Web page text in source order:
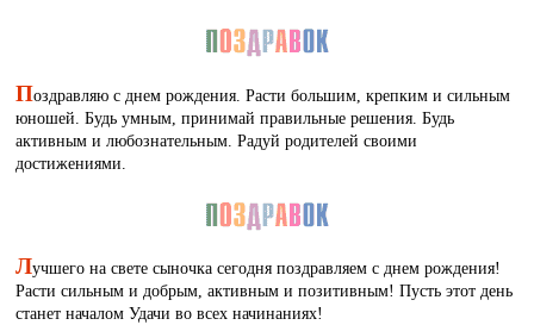
Поздравляю с днем рождения. Расти большим, крепким и сильным
юношей. Будь умным, принимай правильные решения. Будь
активным и любознательным. Радуй родителей своими
достижениями.
Лучшего на свете сыночка сегодня поздравляем с днем рождения!
Расти сильным и добрым, активным и позитивным! Пусть этот день
станет началом Удачи во всех начинаниях!